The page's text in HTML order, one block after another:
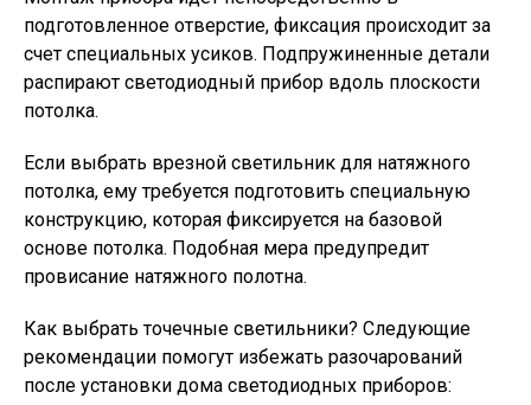
подготовленное отверстие, фиксация происходит за
счет специальных усиков. Подпружиненные детали
распирают светодиодный прибор вдоль плоскости
потолка.
Если выбрать врезной светильник для натяжного
потолка, ему требуется подготовить специальную
конструкцию, которая фиксируется на базовой
основе потолка. Подобная мера предупредит
провисание натяжного полотна.
Как выбрать точечные светильники? Следующие
рекомендации помогут избежать разочарований
после установки дома светодиодных приборов: